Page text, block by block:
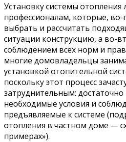
Установку системы отопления
профессионалам, которые, во-
выбрать и рассчитать
ситуации конструкцию, а во-
соблюдением всех норм и
многие домовладельцы
установкой отопительной
поскольку этот процесс
затруднительным:
необходимые условия и
предъявляемые к системе
отопления в частном доме —
примерах»).